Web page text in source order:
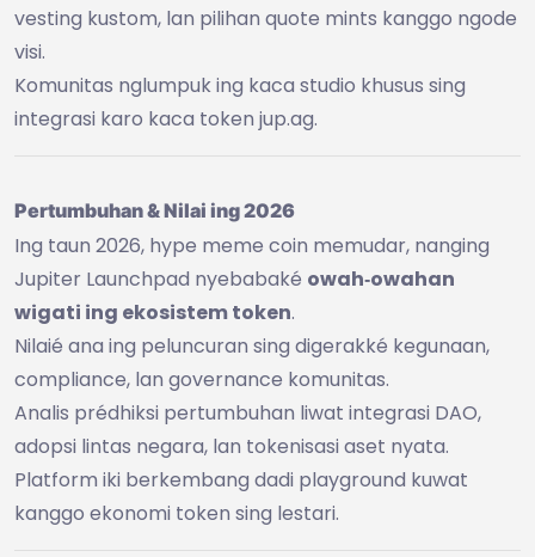
vesting kustom, lan pilihan quote mints kanggo ngode
visi.
Komunitas nglumpuk ing kaca studio khusus sing
integrasi karo kaca token jup.ag.
Pertumbuhan & Nilai ing 2026
Ing taun 2026, hype meme coin memudar, nanging
Jupiter Launchpad nyebabaké owah‑owahan
wigati ing ekosistem token.
Nilaié ana ing peluncuran sing digerakké kegunaan,
compliance, lan governance komunitas.
Analis prédhiksi pertumbuhan liwat integrasi DAO,
adopsi lintas negara, lan tokenisasi aset nyata.
Platform iki berkembang dadi playground kuwat
kanggo ekonomi token sing lestari.